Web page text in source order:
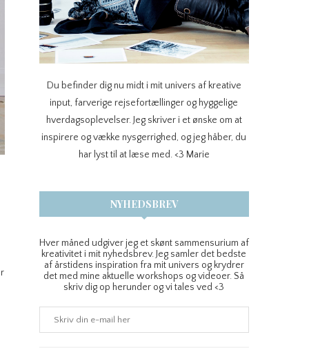
Du befinder dig nu midt i mit univers af kreative
input, farverige rejsefortællinger og hyggelige
hverdagsoplevelser. Jeg skriver i et ønske om at
inspirere og vække nysgerrighed, og jeg håber, du
har lyst til at læse med. <3 Marie
NYHEDSBREV
Hver måned udgiver jeg et skønt sammensurium af
kreativitet i mit nyhedsbrev. Jeg samler det bedste
af årstidens inspiration fra mit univers og krydrer
det med mine aktuelle workshops og videoer. Så
skriv dig op herunder og vi tales ved <3